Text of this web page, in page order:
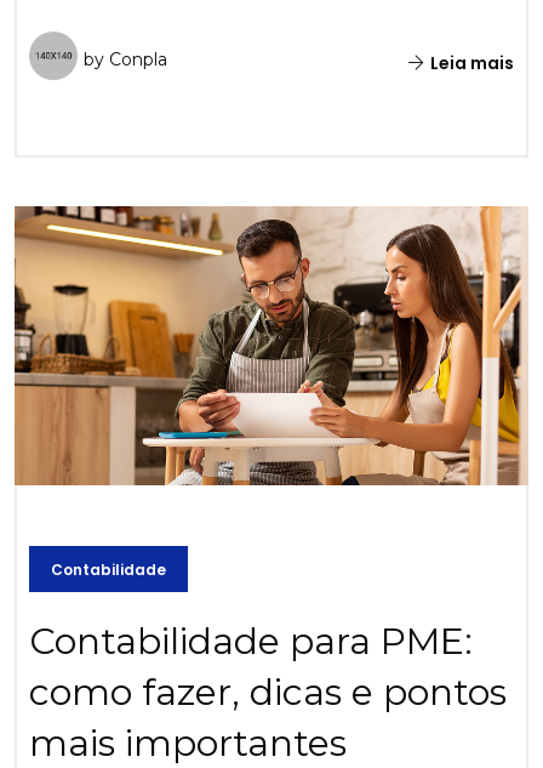
by Conpla Leia mais
Contabilidade
Contabilidade para PME:
como fazer, dicas e pontos
mais importantes